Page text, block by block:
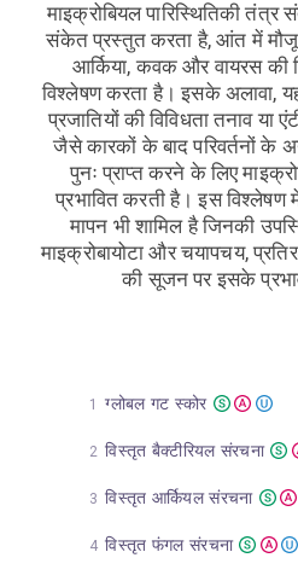
माइक्रोबियल पारिस्थितिकी
संकेत प्रस्तुत करता है, आंत में मौजूद
आर्किया, कवक और वायरस की
विश्लेषण करता है। इसके अलावा,
प्रजातियों की विविधता तनाव या
जैसे कारकों के बाद परिवर्तनों के
पुनः प्राप्त करने के लिए
प्रभावित करती है। इस विश्लेषण
मापन भी शामिल है जिनकी
माइक्रोबायोटा और चयापचय,
की सूजन पर इसके
ग्लोबल गट स्कोर
विस्तृत बैक्टीरियल संरचना
विस्तृत आर्कियल संरचना
विस्तृत फंगल संरचना